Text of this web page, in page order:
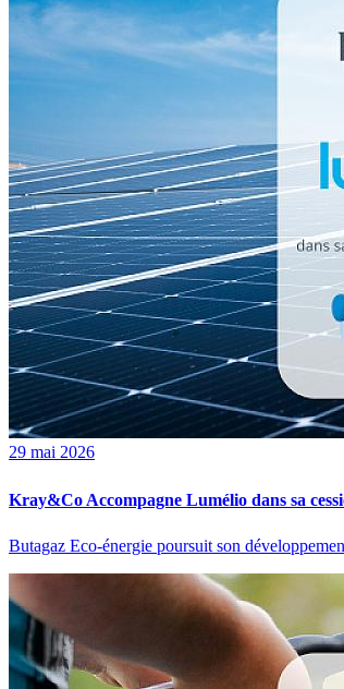
29 mai 2026
Kray&Co Accompagne Lumélio dans sa
Butagaz Eco-énergie poursuit son